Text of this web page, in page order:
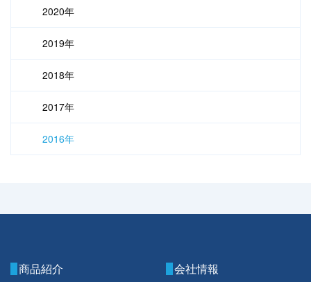
2020年
2019年
2018年
2017年
2016年
商品紹介 会社情報